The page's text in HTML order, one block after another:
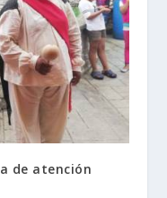
de atención